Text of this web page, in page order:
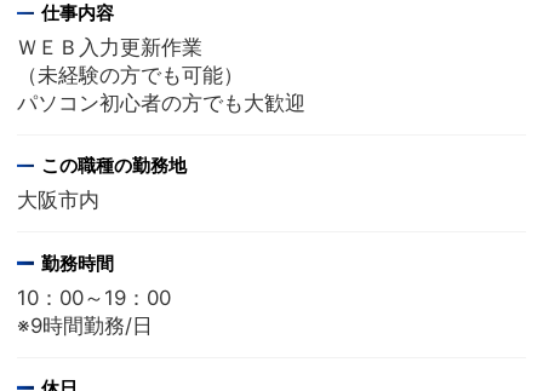
仕事内容
ＷＥＢ入力更新作業
（未経験の方でも可能）
パソコン初心者の方でも大歓迎
この職種の勤務地
大阪市内
勤務時間
10：00～19：00
※9時間勤務/日